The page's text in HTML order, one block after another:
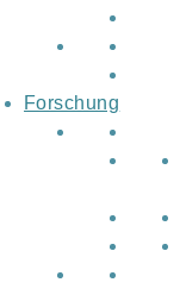
Forschung